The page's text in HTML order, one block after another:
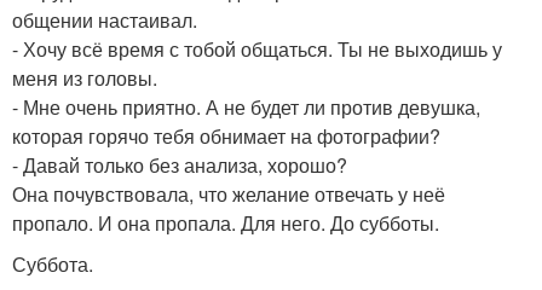
общении настаивал.
- Хочу всё время с тобой общаться. Ты не выходишь у
меня из головы.
- Мне очень приятно. А не будет ли против девушка,
которая горячо тебя обнимает на фотографии?
- Давай только без анализа, хорошо?
Она почувствовала, что желание отвечать у неё
пропало. И она пропала. Для него. До субботы.
Суббота.